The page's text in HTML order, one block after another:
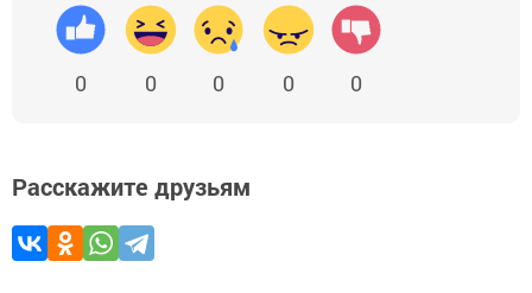
0 0 0 0 0
Расскажите друзьям